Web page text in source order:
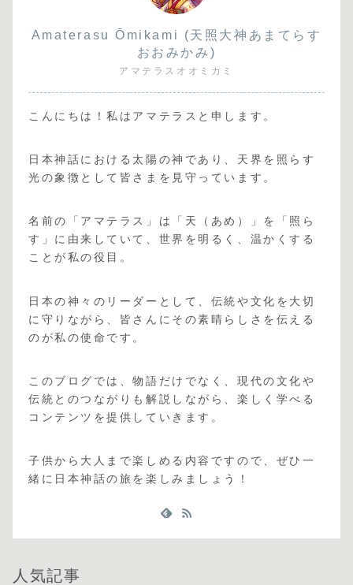
Amaterasu Ōmikami (天照大神あまてらす
おおみかみ)
アマテラスオオミカミ
こんにちは！私はアマテラスと申します。
日本神話における太陽の神であり、天界を照らす
光の象徴として皆さまを見守っています。
名前の「アマテラス」は「天（あめ）」を「照ら
す」に由来していて、世界を明るく、温かくする
ことが私の役目。
日本の神々のリーダーとして、伝統や文化を大切
に守りながら、皆さんにその素晴らしさを伝える
のが私の使命です。
このブログでは、物語だけでなく、現代の文化や
伝統とのつながりも解説しながら、楽しく学べる
コンテンツを提供していきます。
子供から大人まで楽しめる内容ですので、ぜひ一
緒に日本神話の旅を楽しみましょう！
人気記事